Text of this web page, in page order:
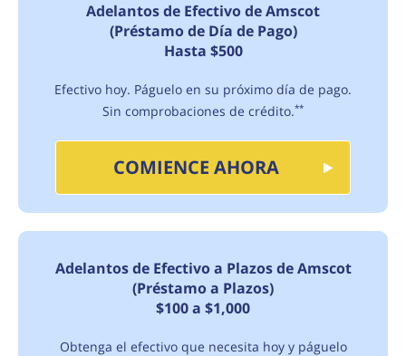
Adelantos de Efectivo de Amscot
(Préstamo de Día de Pago)
Hasta $500
Efectivo hoy. Páguelo en su próximo día de pago.
Sin comprobaciones de crédito.**
COMIENCE AHORA
Adelantos de Efectivo a Plazos de Amscot
(Préstamo a Plazos)
$100 a $1,000
Obtenga el efectivo que necesita hoy y páguelo